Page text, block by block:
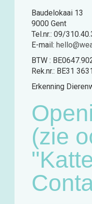
Baudelokaai 13
9000 Gent
Tel.nr.: 09/
E-mail:
BTW :
Rek.nr.: BE31
Erkenning
(zie